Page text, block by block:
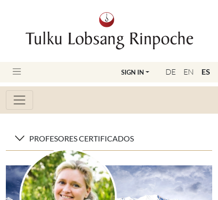
DE EN ES
SIGN IN
PROFESORES CERTIFICADOS